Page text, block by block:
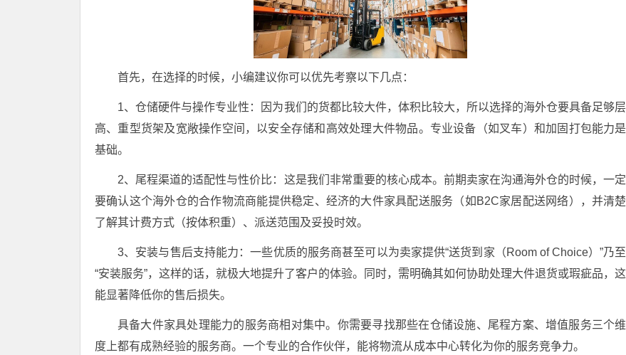
首先，在选择的时候，小编建议你可以优先考察以下几点：
1、仓储硬件与操作专业性：因为我们的货都比较大件，体积比较大，所以选择的海外仓要具备足够层
高、重型货架及宽敞操作空间，以安全存储和高效处理大件物品。专业设备（如叉车）和加固打包能力是
基础。
2、尾程渠道的适配性与性价比：这是我们非常重要的核心成本。前期卖家在沟通海外仓的时候，一定
要确认这个海外仓的合作物流商能提供稳定、经济的大件家具配送服务（如B2C家居配送网络），并清楚
了解其计费方式（按体积重）、派送范围及妥投时效。
3、安装与售后支持能力：一些优质的服务商甚至可以为卖家提供“送货到家（Room of Choice）”乃至
“安装服务”，这样的话，就极大地提升了客户的体验。同时，需明确其如何协助处理大件退货或瑕疵品，这
能显著降低你的售后损失。
具备大件家具处理能力的服务商相对集中。你需要寻找那些在仓储设施、尾程方案、增值服务三个维
度上都有成熟经验的服务商。一个专业的合作伙伴，能将物流从成本中心转化为你的服务竞争力。